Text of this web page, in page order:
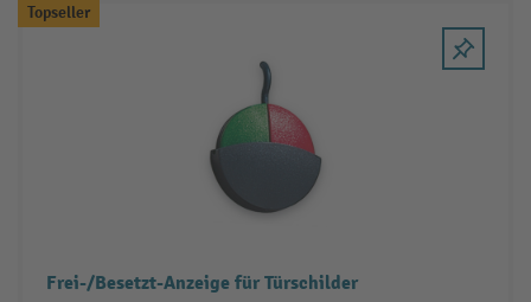
Topseller
Frei-/Besetzt-Anzeige für Türschilder